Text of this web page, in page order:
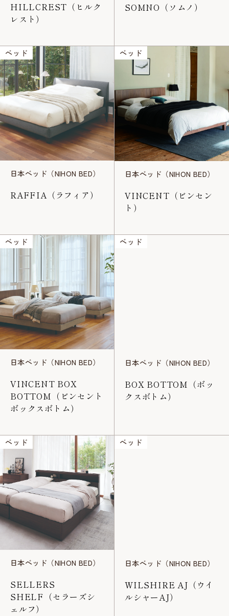
HILLCREST（ヒルク
レスト）
SOMNO（ソムノ）
ベッド
日本ベッド（NIHON BED）
RAFFIA（ラフィア）
ベッド
日本ベッド（NIHON BED）
VINCENT（ビンセン
ト）
ベッド
日本ベッド（NIHON BED）
VINCENT BOX
BOTTOM（ビンセント
ボックスボトム）
ベッド
日本ベッド（NIHON BED）
BOX BOTTOM（ボッ
クスボトム）
ベッド
日本ベッド（NIHON BED）
SELLERS
SHELF（セラーズシ
ェルフ）
ベッド
日本ベッド（NIHON BED）
WILSHIRE AJ（ウイ
ルシャーAJ）